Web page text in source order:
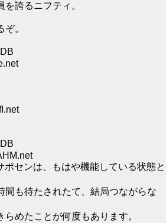
誇るニフティ。
。
ポセンは、もはや機能している状態と
間も待たされたて、結局つながらな
めたことが何度もあります。